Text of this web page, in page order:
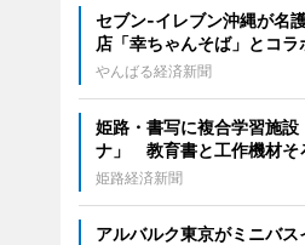
セブン‐イレブン沖縄が名
店「幸ちゃんそば」とコラ
やんばる経済新聞
姫路・書写に複合学習施設
ナ」 教育書と工作機材そ
姫路経済新聞
アルバルク東京がミニバス